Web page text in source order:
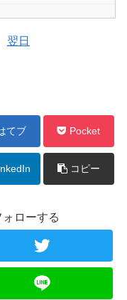
翌日
てブ Pocket
コピー
ローする